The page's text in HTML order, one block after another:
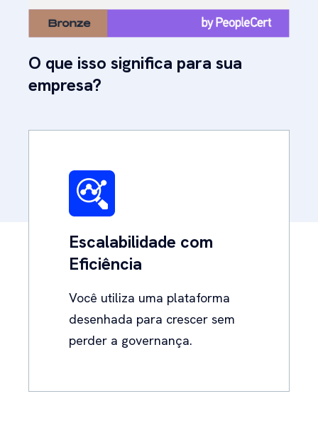
O que isso significa para sua
empresa?
Escalabilidade com
Eficiência
Você utiliza uma plataforma
desenhada para crescer sem
perder a governança.